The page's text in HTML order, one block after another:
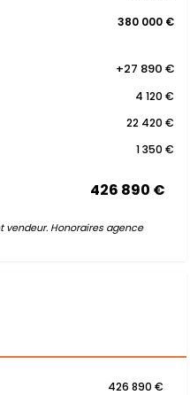
380 000 €
+27 890 €
4 120 €
22 420 €
1 350 €
426 890 €
vendeur. Honoraires agence
426 890 €